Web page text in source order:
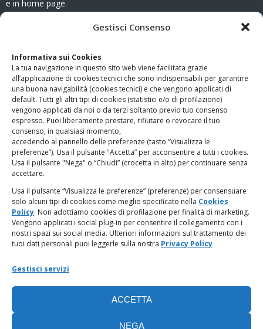
Gestisci Consenso
Informativa sui Cookies
La tua navigazione in questo sito web viene facilitata grazie
all’applicazione di cookies tecnici che sono indispensabili per garantire
una buona navigabilità (cookies tecnici) e che vengono applicati di
default. Tutti gli altri tipi di cookies (statistici e/o di profilazione)
vengono applicati da noi o da terzi soltanto previo tuo consenso
espresso. Puoi liberamente prestare, rifiutare o revocare il tuo
consenso, in qualsiasi momento,
accedendo al pannello delle preferenze (tasto “Visualizza le
preferenze”). Usa il pulsante "Accetta” per acconsentire a tutti i cookies.
Usa il pulsante "Nega" o “Chiudi” (crocetta in alto) per continuare senza
accettare.
Usa il pulsante “Visualizza le preferenze” (preferenze) per consensuare
solo alcuni tipi di cookies come meglio specificato nella Cookies
Policy Non adottiamo cookies di profilazione per finalità di marketing.
Vengono applicati i social plug-in per consentire il collegamento con i
nostri spazi sui social media. Ulteriori informazioni sul trattamento dei
tuoi dati personali puoi leggerle sulla nostra Privacy Policy
Gestisci servizi
ACCETTA
NEGA
e in home page.
www.odg.toscana.it – testata registrata presso il Tribunale di
Firenze al nr. 5208 dell’ 08.10.2002. Direttore responsabile:
Giampaolo Marchini – C.F. 80005790482
LINK UTILI
PagoPA
Privacy Policy
Regolamento categorie particolari di dati personali e dati
giudiziari
Amministrazione Trasparente
Cookie Policy (UE)